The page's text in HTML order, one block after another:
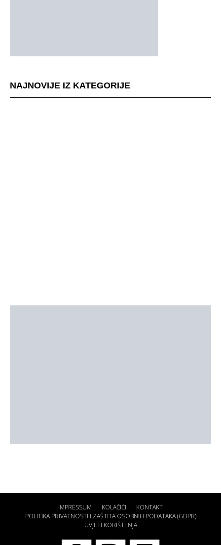
NAJNOVIJE IZ KATEGORIJE
IMPRESSUM KOLAČIĆI
KONTAKT
POLITIKA PRIVATNOSTI I ZAŠTITA OSOBNIH PODATAKA (GDPR)
UVJETI KORIŠTENJA